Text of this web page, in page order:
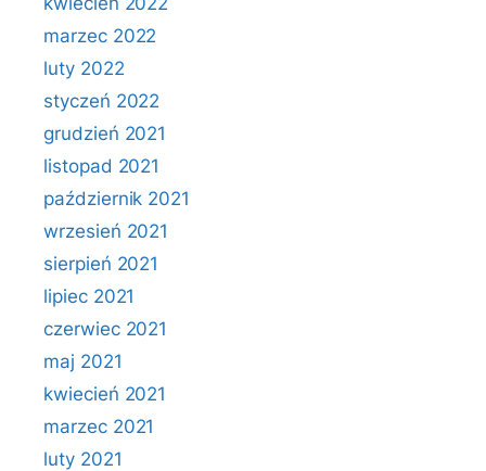
marzec 2022
luty 2022
styczeń 2022
grudzień 2021
listopad 2021
październik 2021
wrzesień 2021
sierpień 2021
lipiec 2021
czerwiec 2021
maj 2021
kwiecień 2021
marzec 2021
luty 2021